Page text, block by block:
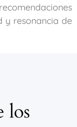
y resonancia de
los